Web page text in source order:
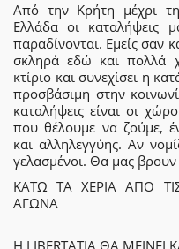
Από την Κρήτη μέχρι
Ελλάδα οι καταλήψεις
παραδίνονται. Εμείς σαν
σκληρά εδώ και πολλά
κτίριο και συνεχίσει η
προσβάσιμη στην
καταλήψεις είναι οι
που θέλουμε να ζούμε,
και αλληλεγγύης. Αν
γελασμένοι. Θα μας
ΚΑΤΩ ΤΑ ΧΕΡΙΑ ΑΠΟ
ΑΓΩΝΑ
Η LIBERTATIA ΘΑ ΜΕΙΝΕΙ